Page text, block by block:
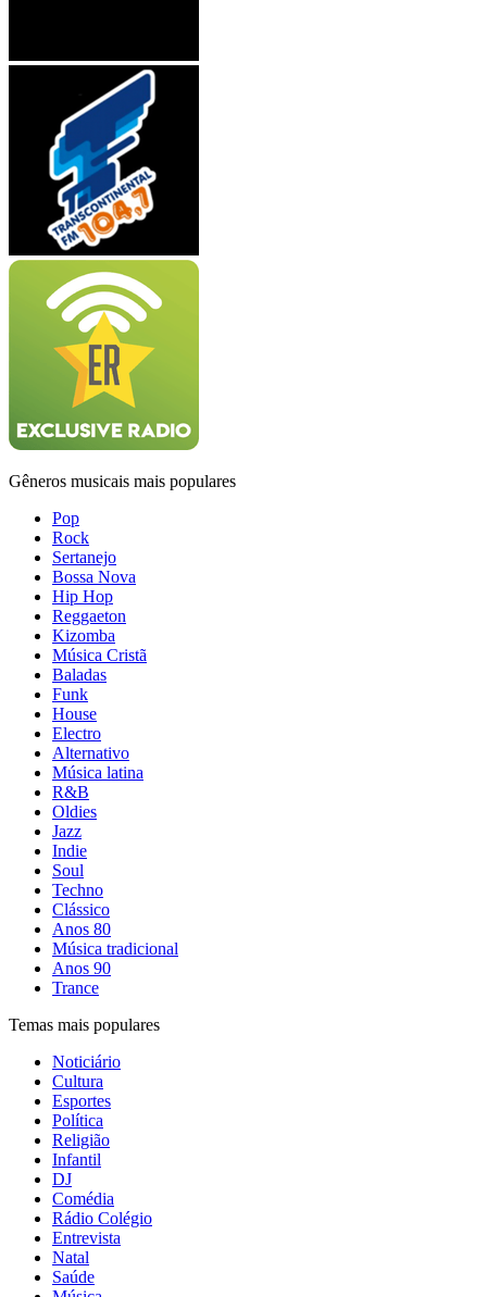
Gêneros musicais mais populares
Pop
Rock
Sertanejo
Bossa Nova
Hip Hop
Reggaeton
Kizomba
Música Cristã
Baladas
Funk
House
Electro
Alternativo
Música latina
R&B
Oldies
Jazz
Indie
Soul
Techno
Clássico
Anos 80
Música tradicional
Anos 90
Trance
Temas mais populares
Noticiário
Cultura
Esportes
Política
Religião
Infantil
DJ
Comédia
Rádio Colégio
Entrevista
Natal
Saúde